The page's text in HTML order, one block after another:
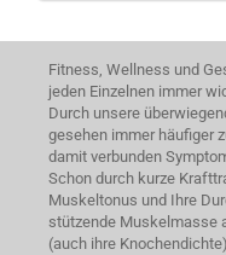
Fitness, Wellness und
jeden Einzelnen immer
Durch unsere
gesehen immer häufiger
damit verbunden
Schon durch kurze
Muskeltonus und Ihre
stützende Muskelmasse
(auch ihre